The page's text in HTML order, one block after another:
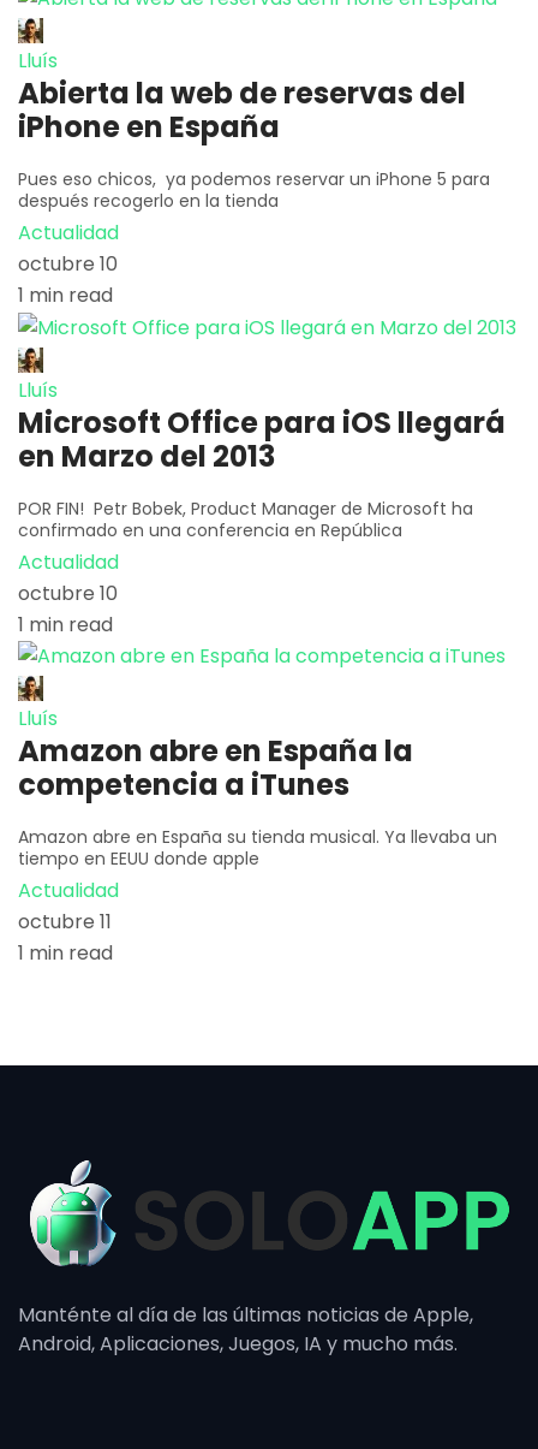
Lluís
Abierta la web de reservas del
iPhone en España
Pues eso chicos, ya podemos reservar un iPhone 5 para
después recogerlo en la tienda
Actualidad
octubre 10
1 min read
Lluís
Microsoft Office para iOS llegará
en Marzo del 2013
POR FIN! Petr Bobek, Product Manager de Microsoft ha
confirmado en una conferencia en República
Actualidad
octubre 10
1 min read
Lluís
Amazon abre en España la
competencia a iTunes
Amazon abre en España su tienda musical. Ya llevaba un
tiempo en EEUU donde apple
Actualidad
octubre 11
1 min read
Manténte al día de las últimas noticias de Apple,
Android, Aplicaciones, Juegos, IA y mucho más.